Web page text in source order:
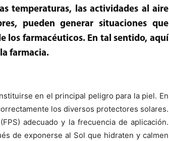
temperaturas, las actividades al aire
pueden generar situaciones que
los farmacéuticos. En tal sentido, aquí
farmacia.
en el principal peligro para la piel. En
los diversos protectores solares.
adecuado y la frecuencia de aplicación.
de exponerse al Sol que hidraten y calmen